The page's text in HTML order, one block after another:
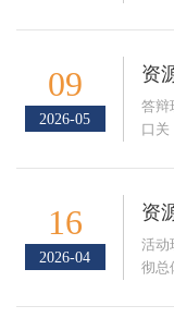
务
国共
要求
09
2026-05
答辩
口关
支
全体
行，
16
2026-04
活动
彻总